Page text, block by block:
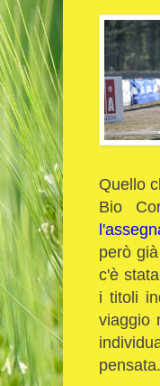
Quello
Bio
però
c'è
i titoli
viaggio
pensata.